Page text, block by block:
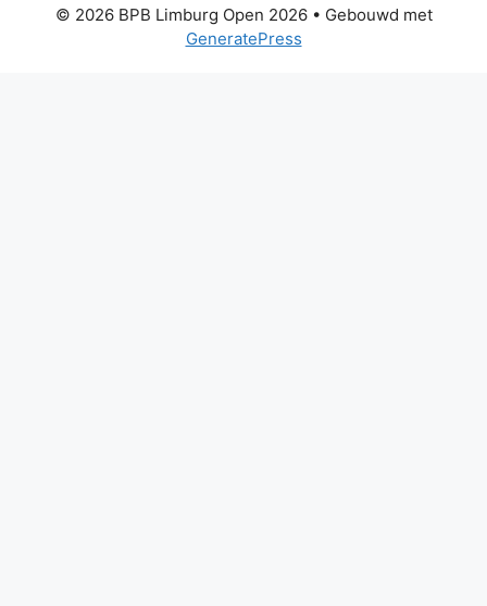
© 2026 BPB Limburg Open 2026• Gebouwd met
GeneratePress